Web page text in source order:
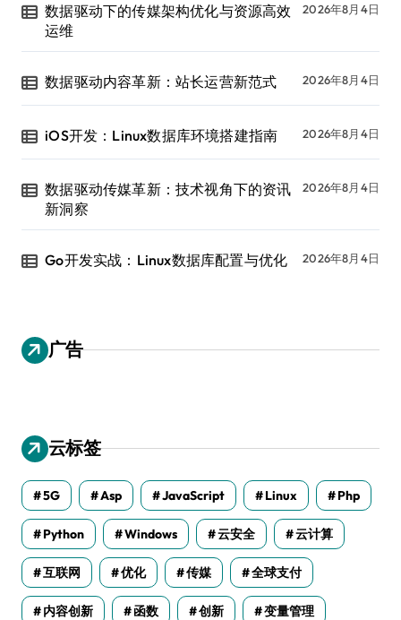
数据驱动下的传媒架构优化与资源高效
运维
2026年8月4日
数据驱动内容革新：站长运营新范式 2026年8月4日
iOS开发：Linux数据库环境搭建指南 2026年8月4日
数据驱动传媒革新：技术视角下的资讯
新洞察
2026年8月4日
Go开发实战：Linux数据库配置与优化 2026年8月4日
广告
云标签
5G Asp JavaScript Linux Php
Python Windows 云安全 云计算
互联网 优化 传媒 全球支付
内容创新 函数 创新 变量管理